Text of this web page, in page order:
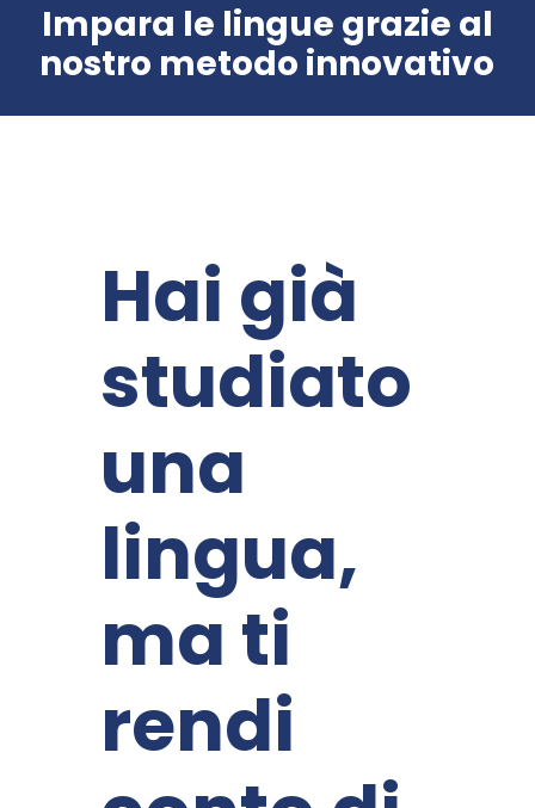
Impara le lingue grazie al
nostro metodo innovativo
Hai già
studiato
una
lingua,
ma ti
rendi